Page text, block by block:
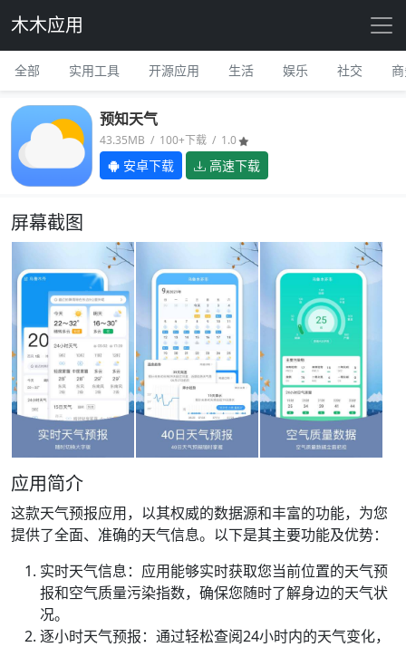
木木应用
全部 实用工具 开源应用 生活 娱乐 社交
预知天气
43.35MB / 100+下载 / 1.0
安卓下载 高速下载
屏幕截图
应用简介
这款天气预报应用，以其权威的数据源和丰富的功能，为您
提供了全面、准确的天气信息。以下是其主要功能及优势：
实时天气信息：应用能够实时获取您当前位置的天气预
报和空气质量污染指数，确保您随时了解身边的天气状
况。
逐小时天气预报：通过轻松查阅24小时内的天气变化，